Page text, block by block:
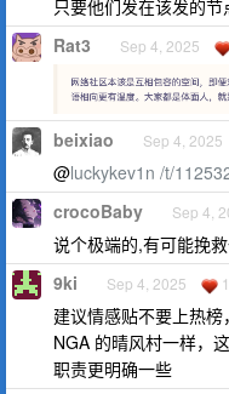
只要他们发在该发的
Rat3 Sep 4, 2025
beixiao Sep 4, 2025
@luckykev1n /t/
crocoBaby Sep 4,
说个极端的,有可能挽
9ki Sep 4, 2025 1
建议情感贴不要上热
NGA 的晴风村一样，
职责更明确一些